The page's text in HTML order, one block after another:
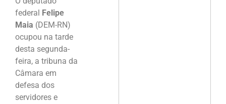
federal
Felipe
Maia (DEM-RN)
ocupou na tarde
desta segunda-
feira, a tribuna da
Câmara em
defesa dos
servidores e